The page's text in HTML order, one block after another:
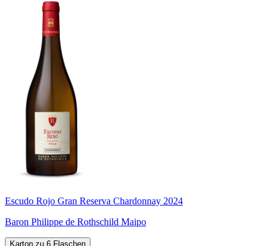
Escudo Rojo Gran Reserva Chardonnay 2024
Baron Philippe de Rothschild Maipo
Karton zu 6 Flaschen